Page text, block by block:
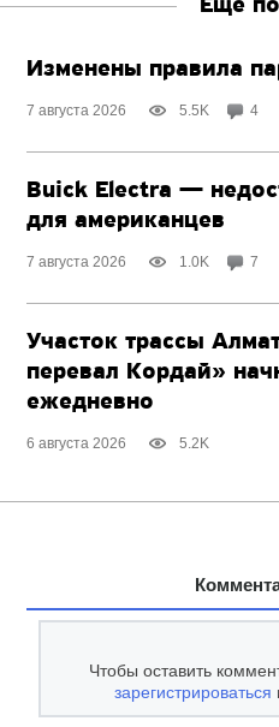
Ещё
Изменены правила
7 августа 2026 5.5K 4
Buick Electra —
для американцев
7 августа 2026 1.0K 7
Участок трассы
перевал Кордай»
ежедневно
6 августа 2026 5.2K
Чтобы оставить
зарегистрироваться